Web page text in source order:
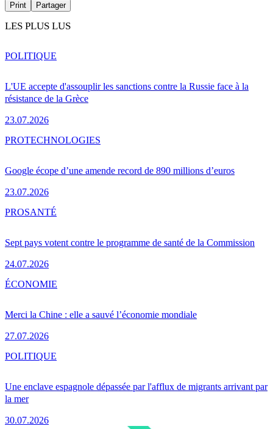
Print Partager
LES PLUS LUS
L'UE accepte d'assouplir les sanctions contre la Russie face à la
résistance de la Grèce
23.07.2026
POLITIQUE
Google écope d’une amende record de 890 millions d’euros
23.07.2026
PROTECHNOLOGIES
Sept pays votent contre le programme de santé de la Commission
24.07.2026
PROSANTÉ
Merci la Chine : elle a sauvé l’économie mondiale
27.07.2026
ÉCONOMIE
Une enclave espagnole dépassée par l'afflux de migrants arrivant par
la mer
30.07.2026
POLITIQUE